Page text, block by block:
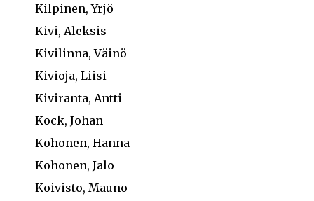
Kilpinen, Yrjö
Kivi, Aleksis
Kivilinna, Väinö
Kivioja, Liisi
Kiviranta, Antti
Kock, Johan
Kohonen, Hanna
Kohonen, Jalo
Koivisto, Mauno